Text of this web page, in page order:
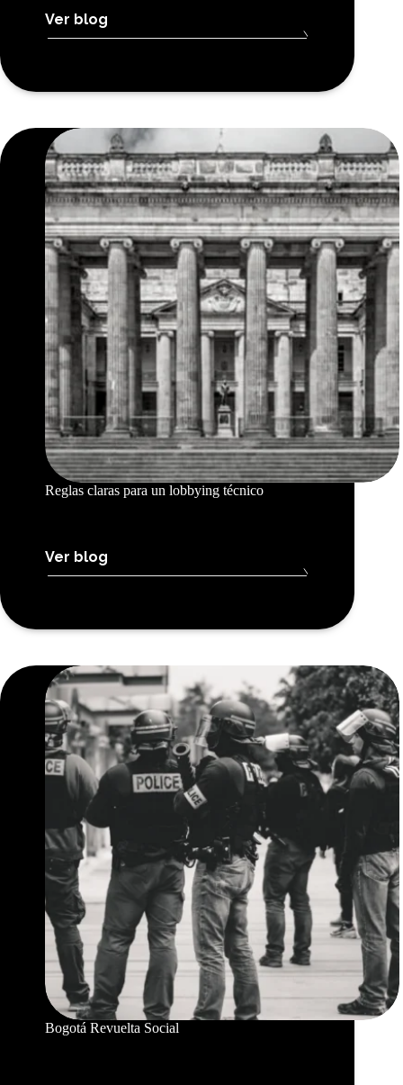
Ver blog
Reglas claras para un lobbying técnico
Ver blog
Bogotá Revuelta Social